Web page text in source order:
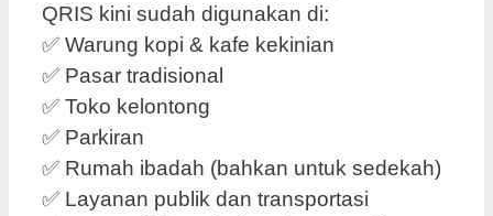
QRIS kini sudah digunakan di:
✅ Warung kopi & kafe kekinian
✅ Pasar tradisional
✅ Toko kelontong
✅ Parkiran
✅ Rumah ibadah (bahkan untuk sedekah)
✅ Layanan publik dan transportasi